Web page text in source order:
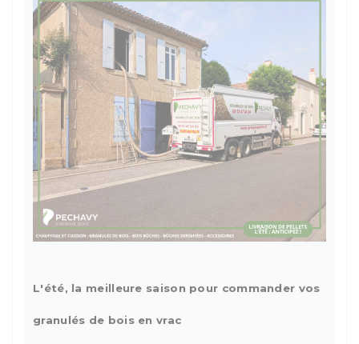
L'été, la meilleure saison pour commander vos
granulés de bois en vrac